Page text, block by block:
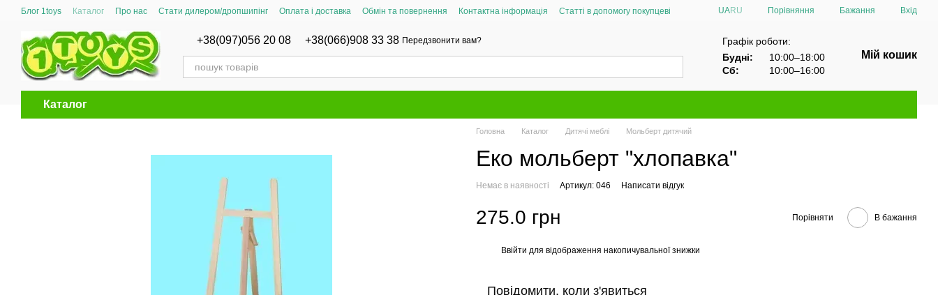
Перейти до основного контенту
Блог 1toys Каталог Про нас Стати дилером/дропшипінг Оплата і доставка Обмін та повернення Контактна інформація
Статті в допомогу покупцеві
UARU Порівняння Бажання Вхід
+38(097)056 20 08 +38(066)908 33 38 Передзвонити вам?
Графік роботи:
Будні:
10:00–18:00
Сб:
10:00–16:00
Мій кошик
Каталог
Головна Каталог Дитячі меблі Мольберт дитячий
Еко мольберт "хлопавка"
Немає в наявності Артикул: 046 Написати відгук
275.0 грн Порівняти В бажання
Ввійти для відображення накопичувальної знижки
Повідомити, коли з'явиться